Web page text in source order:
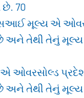
છે. 70
મૂલ્ય એ
અને તેથી તેનું મૂલ્ય
ઓવરસોલ્ડ
અને તેથી તેનું